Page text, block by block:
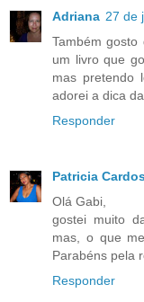
Adriana 27 de
Também
um livro que
mas pretendo
adorei a dica
Responder
Patricia
Olá Gabi,
gostei muito
mas, o que
Parabéns pela
Responder